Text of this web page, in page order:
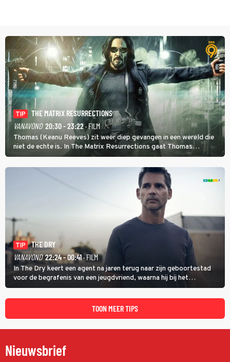
TIP
THE MATRIX RESURRECTIONS
VANAVOND 20:30 - 23:22· FILM
Thomas (Keanu Reeves) zit weer diep gevangen in een wereld die
niet de echte is. In The Matrix Resurrections gaat Thomas
proberen uit deze schijnwereld te ontsnappen.
TIP
THE DRY
VANAVOND 22:24 - 00:41· FILM
In The Dry keert een agent na jaren terug naar zijn geboortestad
voor de begrafenis van een jeugdvriend, waarna hij bij het
onderzoeken van diens dood een verband begint te vermoeden
met een oude zaak.
TOON MEER TIPS
Nieuwsbrief